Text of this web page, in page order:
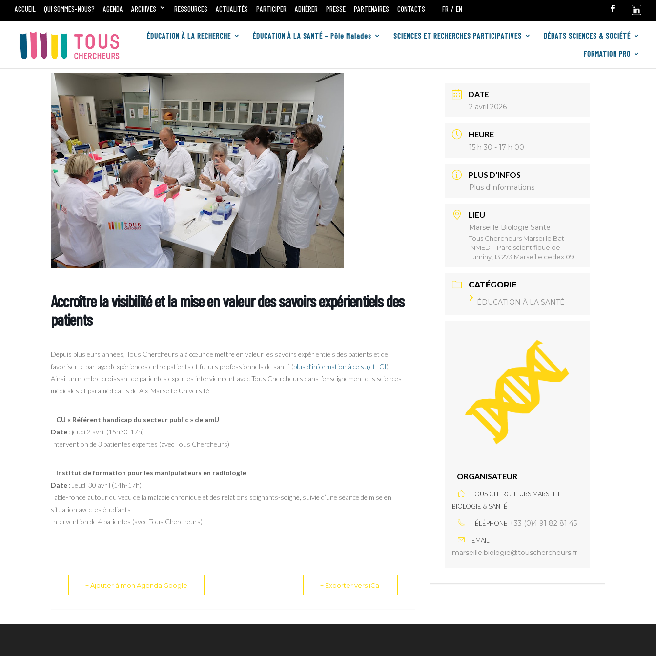
ACCUEIL QUI SOMMES-NOUS? AGENDA ARCHIVES RESSOURCES ACTUALITÉS PARTICIPER ADHÉRER PRESSE PARTENAIRES CONTACTS EN
FR
ÉDUCATION À LA RECHERCHE ÉDUCATION À LA SANTÉ – Pôle Malades SCIENCES ET RECHERCHES PARTICIPATIVES DÉBATS SCIENCES & SOCIÉTÉ
FORMATION PRO
Accroître la visibilité et la mise en valeur des savoirs expérientiels des
patients
Depuis plusieurs années, Tous Chercheurs a à cœur de mettre en valeur les savoirs expérientiels des patients et de
favoriser le partage d’expériences entre patients et futurs professionnels de santé (plus d’information à ce sujet ICI).
Ainsi, un nombre croissant de patientes expertes interviennent avec Tous Chercheurs dans l’enseignement des sciences
médicales et paramédicales de Aix-Marseille Université
– CU « Référent handicap du secteur public » de amU
Date : jeudi 2 avril (15h30-17h)
Intervention de 3 patientes expertes (avec Tous Chercheurs)
– Institut de formation pour les manipulateurs en radiologie
Date : Jeudi 30 avril (14h-17h)
Table-ronde autour du vécu de la maladie chronique et des relations soignants-soigné, suivie d’une séance de mise en
situation avec les étudiants
Intervention de 4 patientes (avec Tous Chercheurs)
+ Ajouter à mon Agenda Google + Exporter vers iCal
DATE
2 avril 2026
HEURE
15 h 30 - 17 h 00
PLUS D'INFOS
Plus d'informations
LIEU
Marseille Biologie Santé
Tous Chercheurs Marseille Bat
INMED – Parc scientifique de
Luminy, 13 273 Marseille cedex 09
CATÉGORIE
ÉDUCATION À LA SANTÉ
ORGANISATEUR
TOUS CHERCHEURS MARSEILLE -
BIOLOGIE & SANTÉ
TÉLÉPHONE +33 (0)4 91 82 81 45
EMAIL
marseille.biologie@touschercheurs.fr